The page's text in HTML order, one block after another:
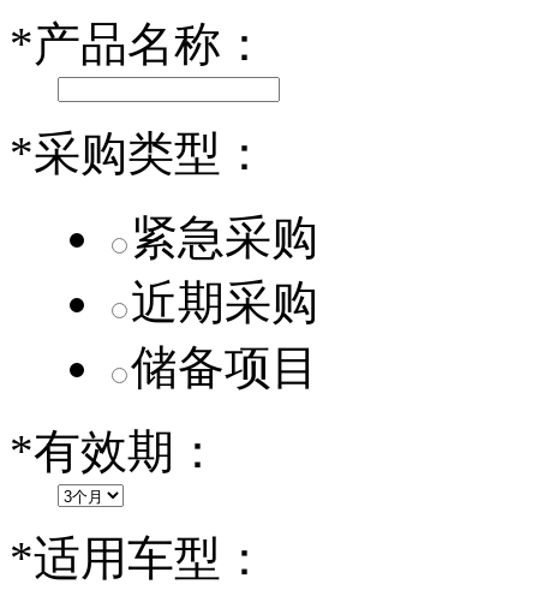
小米SU7核心零部件配套供应商一览
第二代 AION V核心零部件配套供应商一览
*产品名称：
*采购类型：
紧急采购
近期采购
储备项目
*有效期：
*适用车型：